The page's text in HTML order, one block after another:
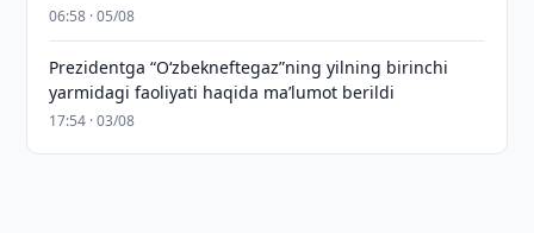
06:58 · 05/08
Prezidentga “Oʻzbekneftegaz”ning yilning birinchi
yarmidagi faoliyati haqida maʼlumot berildi
17:54 · 03/08